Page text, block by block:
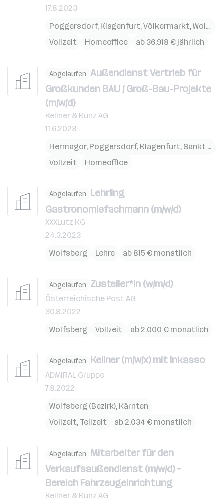
17.8.2023
Poggersdorf, Klagenfurt,Völkermarkt,Wolfsberg
Vollzeit
Homeoffice ab 36.918 € jährlich
Abgelaufen Außendienst Vertrieb für
Großkunden BAU / Groß-Bau-Projekte
(m/w/d)
Kellner & Kunz AG
11.6.2023
Hermagor, Poggersdorf, Klagenfurt, Sankt Veit an der Glan
Vollzeit
Homeoffice
Abgelaufen Lehrling
Gastronomiefachmann (m/w/d)
XXXLutz KG
24.3.2023
Wolfsberg
Lehre ab 815 € monatlich
Abgelaufen Zusteller*in (w/m/d)
Österreichische Post AG
30.8.2022
Wolfsberg
Vollzeit ab 2.000 € monatlich
Abgelaufen Kellner (m/w/x) mit Inkasso
ADMIRAL Gruppe
7.8.2022
Wolfsberg (Bezirk), Kärnten
Vollzeit, Teilzeit
ab 2.034 € monatlich
Abgelaufen Mitarbeiter für den
Verkaufsaußendienst (m/w/d) –
Bereich Fahrzeugeinrichtung
Kellner & Kunz AG